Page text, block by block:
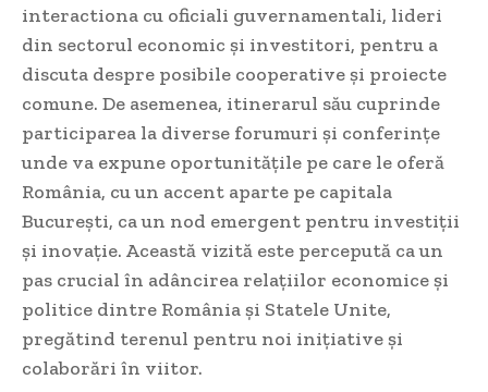
interactiona cu oficiali guvernamentali, lideri
din sectorul economic și investitori, pentru a
discuta despre posibile cooperative și proiecte
comune. De asemenea, itinerarul său cuprinde
participarea la diverse forumuri și conferințe
unde va expune oportunitățile pe care le oferă
România, cu un accent aparte pe capitala
București, ca un nod emergent pentru investiții
și inovație. Această vizită este percepută ca un
pas crucial în adâncirea relațiilor economice și
politice dintre România și Statele Unite,
pregătind terenul pentru noi inițiative și
colaborări în viitor.